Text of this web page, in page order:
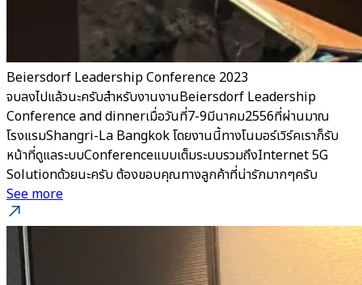
Beiersdorf Leadership Conference 2023
จบลงไปแล้วนะครับสำหรับงานงานBeiersdorf Leadership
Conference and dinnerเมื่อวันที่7-9มีนาคม2556ที่ผ่านมาณ
โรงแรมShangri-La Bangkok โดยงานนี้ทางโนมอร์เวิร์คเราก็รับ
หน้าที่ดูแลระบบConferenceแบบเต็มระบบรวมถึงInternet 5G
Solutionด้วยนะครับ ต้องขอบคุณทางลูกค้าที่น่ารักมากๆครับ
See more